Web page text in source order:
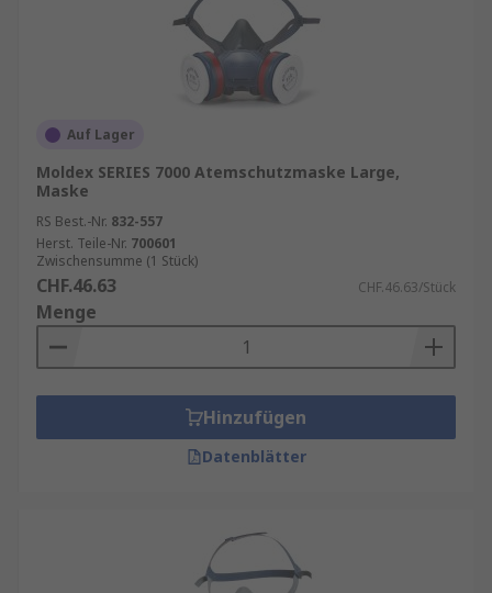
Auf Lager
Moldex SERIES 7000 Atemschutzmaske Large,
Maske
RS Best.-Nr. 832-557
Herst. Teile-Nr. 700601
Zwischensumme (1 Stück)
CHF.46.63 CHF.46.63/Stück
Menge
Hinzufügen
Datenblätter